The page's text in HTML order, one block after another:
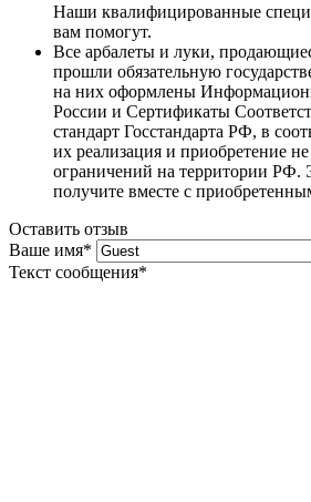
Наши квалифицированные
вам помогут.
Все арбалеты и луки,
прошли обязательную
на них оформлены
России и Сертификаты
стандарт Госстандарта РФ, в
их реализация и приобретение
ограничений на территории
получите вместе с
Оставить отзыв
Ваше имя*
Текст сообщения*